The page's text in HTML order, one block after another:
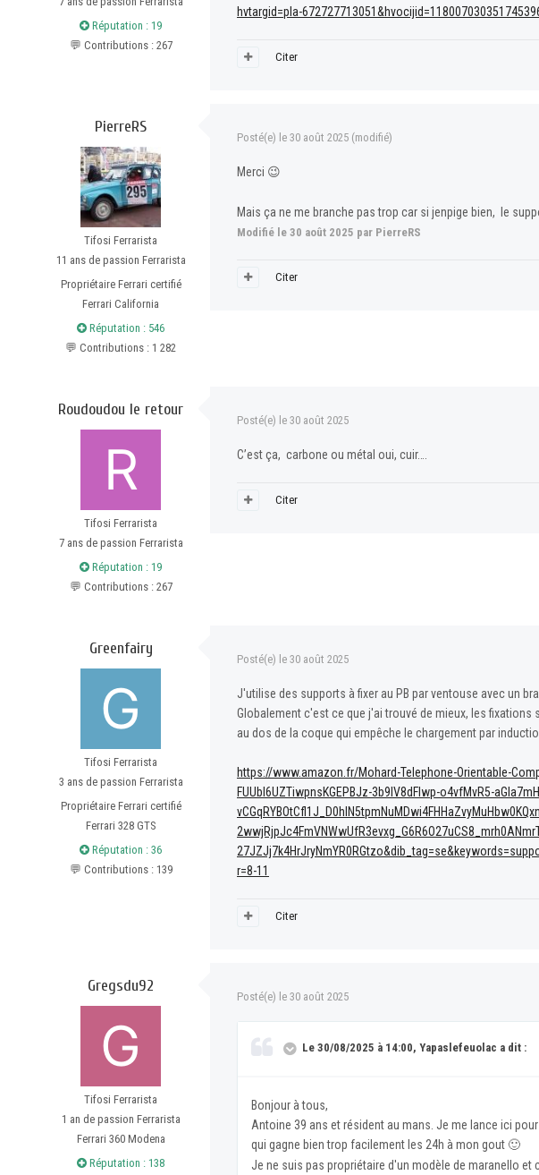
Réputation : 19
💬 Contributions : 267
hvtargid=pla-
Citer
PierreRS
Tifosi Ferrarista
11 ans de passion Ferrarista
Propriétaire Ferrari certifié
Ferrari California
Réputation : 546
💬 Contributions : 1 282
Posté(e) le 30 août 2025 (modifié)
Merci 😉
Mais ça ne me branche pas trop car si jenpige bien, le
Modifié le 30 août 2025 par PierreRS
Citer
Roudoudou le retour
Tifosi Ferrarista
7 ans de passion Ferrarista
Réputation : 19
💬 Contributions : 267
Posté(e) le 30 août 2025
C’est ça, carbone ou métal oui, cuir….
Citer
Greenfairy
Tifosi Ferrarista
3 ans de passion Ferrarista
Propriétaire Ferrari certifié
Ferrari 328 GTS
Réputation : 36
💬 Contributions : 139
Posté(e) le 30 août 2025
J'utilise des supports à fixer au PB par ventouse avec un
Globalement c'est ce que j'ai trouvé de mieux, les
au dos de la coque qui empêche le chargement par
https://www.amazon.fr/Mohard-Telephone-Orientable-
FUUbI6UZTiwpnsKGEPBJz-3b9IV8dFIwp-o4vfMvR5-
r=8-11
Citer
Gregsdu92
Tifosi Ferrarista
1 an de passion Ferrarista
Ferrari 360 Modena
Réputation : 138
Posté(e) le 30 août 2025
Le 30/08/2025 à 14:00, Yapaslefeuolac a dit :
Bonjour à tous,
Antoine 39 ans et résident au mans. Je me lance ici
qui gagne bien trop facilement les 24h à mon gout 🙂
Je ne suis pas propriétaire d'un modèle de maranello